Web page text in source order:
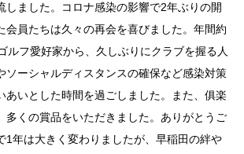
しました。コロナ感染の影響で2年ぶりの開
会員たちは久々の再会を喜びました。年間約
ルフ愛好家から、久しぶりにクラブを握る人
ソーシャルディスタンスの確保など感染対策
あいとした時間を過ごしました。また、俱楽
多くの賞品をいただきました。ありがとうご
1年は大きく変わりましたが、早稲田の絆や